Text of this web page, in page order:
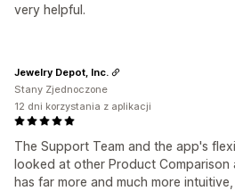
very helpful.
The Support Team and the app's
looked at other Product Comparison
has far more and much more
Jewelry Depot, Inc.
Stany Zjednoczone
12 dni korzystania z aplikacji